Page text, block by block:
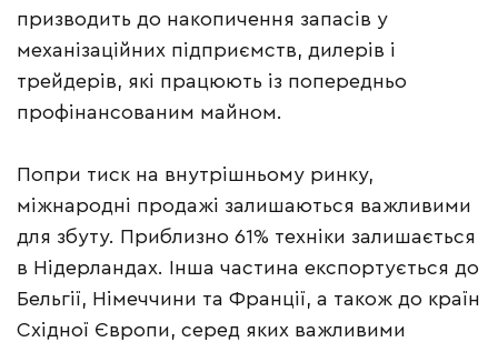
призводить до накопичення запасів у
механізаційних підприємств, дилерів і
трейдерів, які працюють із попередньо
профінансованим майном.
Попри тиск на внутрішньому ринку,
міжнародні продажі залишаються важливими
для збуту. Приблизно 61% техніки залишається
в Нідерландах. Інша частина експортується до
Бельгії, Німеччини та Франції, а також до країн
Східної Європи, серед яких важливими